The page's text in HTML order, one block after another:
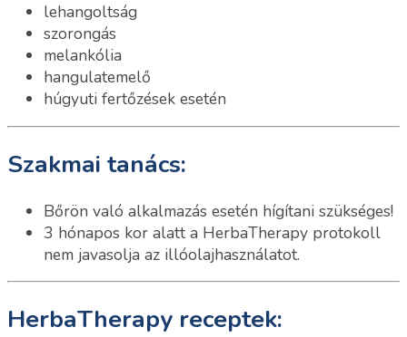
lehangoltság
szorongás
melankólia
hangulatemelő
húgyuti fertőzések esetén
Szakmai tanács:
Bőrön való alkalmazás esetén hígítani szükséges!
3 hónapos kor alatt a HerbaTherapy protokoll
nem javasolja az illóolajhasználatot.
HerbaTherapy receptek: